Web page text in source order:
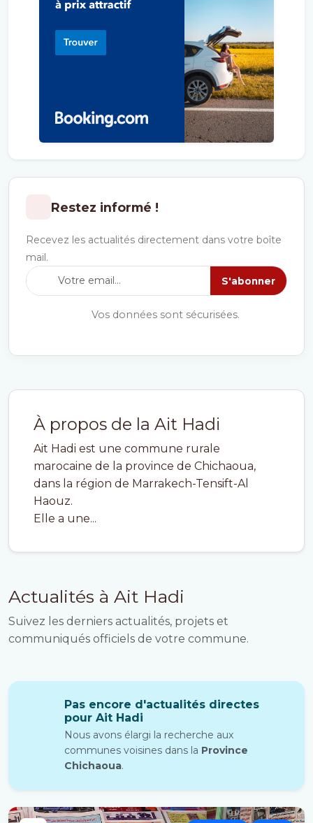
À propos de la Ait Hadi
Ait Hadi est une commune rurale
marocaine de la province de Chichaoua,
dans la région de Marrakech-Tensift-Al
Haouz.
Elle a une...
Actualités à Ait Hadi
Suivez les derniers actualités, projets et
communiqués officiels de votre commune.
Pas encore d'actualités directes
pour Ait Hadi
Nous avons élargi la recherche aux
communes voisines dans la Province
Chichaoua.
Restez informé !
Recevez les actualités directement dans votre boîte
mail.
S'abonner
Vos données sont sécurisées.